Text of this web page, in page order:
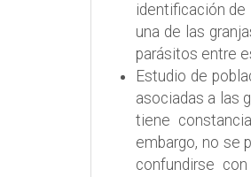
identificación
una de las
parásitos entre
Estudio de
asociadas a las
tiene
embargo, no se
confundirse